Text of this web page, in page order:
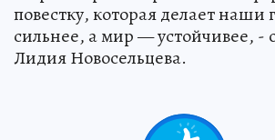
повестку, которая делает наши
сильнее, а мир — устойчивее, -
Лидия Новосельцева.